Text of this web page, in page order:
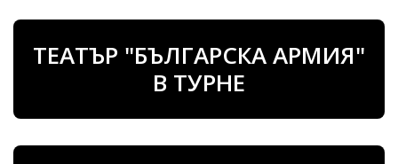
ТЕАТЪР "БЪЛГАРСКА АРМИЯ"
В ТУРНЕ